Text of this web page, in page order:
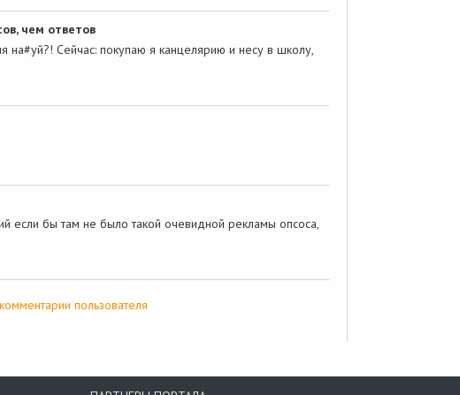
чем ответов
на#уй?! Сейчас: покупаю я канцелярию и несу в школу,
если бы там не было такой очевидной рекламы опсоса,
пользователя